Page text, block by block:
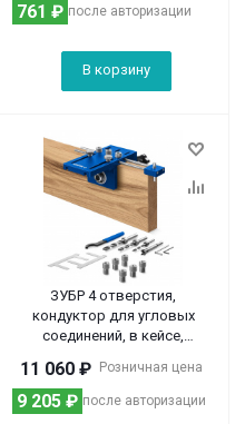
после авторизации
761 ₽
В корзину
ЗУБР 4 отверстия,
кондуктор для угловых
соединений, в кейсе,
Розничная цена
11 060 ₽
после авторизации
9 205 ₽